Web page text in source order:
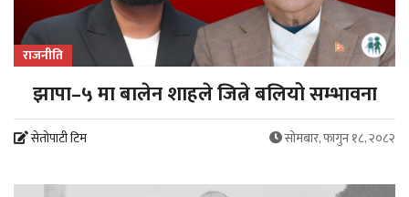
राजनीति
झापा–५ मा बालेन शाहले जित्ने बलियो सम्भावना
सेतोपाटी टिम सोमबार, फागुन १८, २०८२